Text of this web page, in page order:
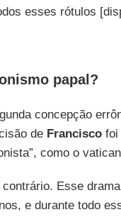
esses rótulos
papal?
concepção
de Franciscofoi
como o
contrário. Esse
e durante todo